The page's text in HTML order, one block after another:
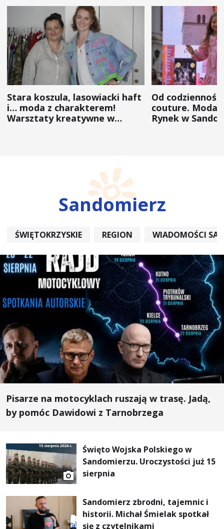
Stara koszula, lasowiacki haft
i… moda z charakterem!
Warsztaty kreatywne w
Od
couture. Moda
Rynek w
Sandomierz
ŚWIĘTOKRZYSKIE REGION WIADOMOŚCI
Pisarze na motocyklach ruszają w trasę. Jadą,
by pomóc Dawidowi z Tarnobrzega
Święto Wojska Polskiego w
Sandomierzu. Uroczystości już 15
sierpnia
Sandomierz zbrodni, tajemnic i
historii. Michał Śmielak spotkał
się z czytelnikami